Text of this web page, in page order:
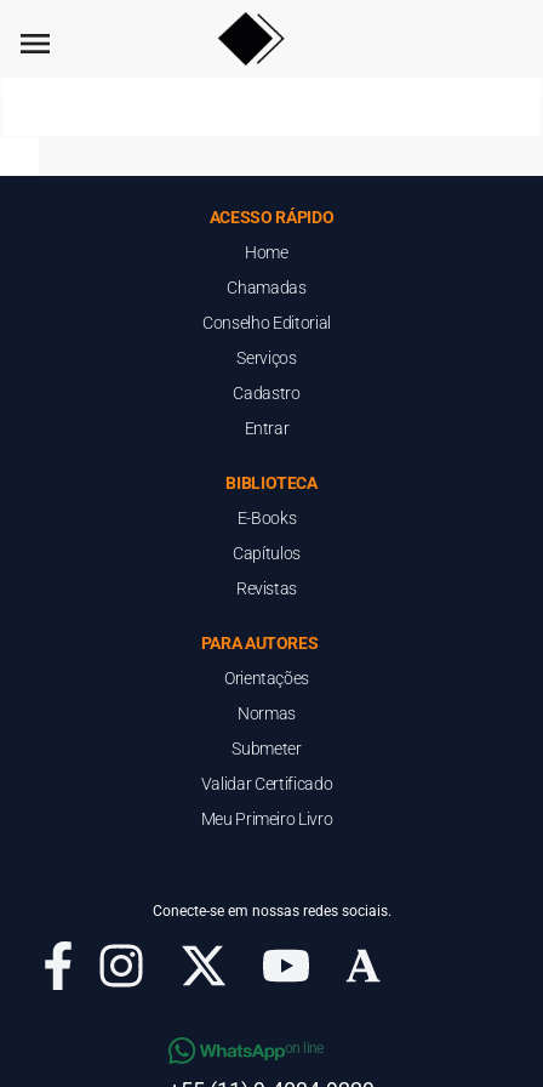
menu
ACESSO RÁPIDO
Home
Chamadas
Conselho Editorial
Serviços
Cadastro
Entrar
BIBLIOTECA
E-Books
Capítulos
Revistas
PARA AUTORES
Orientações
Normas
Submeter
Validar Certificado
Meu Primeiro Livro
Conecte-se em nossas redes sociais.
on line